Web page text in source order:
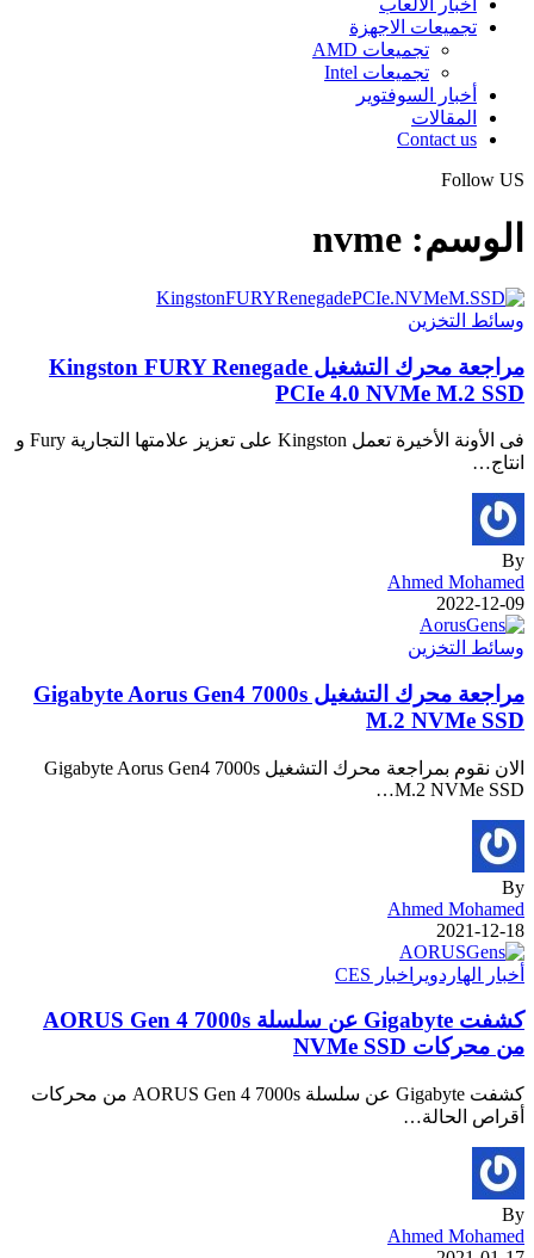
أخبار الألعاب
تجميعات الاجهزة
تجميعات AMD
تجميعات Intel
أخبار السوفتوير
المقالات
Contact us
Follow US
الوسم: nvme
وسائط التخزين
مراجعة محرك التشغيل Kingston FURY Renegade
PCIe 4.0 NVMe M.2 SSD
فى الأونة الأخيرة تعمل Kingston على تعزيز علامتها التجارية Fury و
انتاج…
By
Ahmed Mohamed
2022-12-09
وسائط التخزين
مراجعة محرك التشغيل Gigabyte Aorus Gen4 7000s
M.2 NVMe SSD
الان نقوم بمراجعة محرك التشغيل Gigabyte Aorus Gen4 7000s
M.2 NVMe SSD…
By
Ahmed Mohamed
2021-12-18
أخبار الهاردوير اخبار CES
كشفت Gigabyte عن سلسلة AORUS Gen 4 7000s
من محركات NVMe SSD
كشفت Gigabyte عن سلسلة AORUS Gen 4 7000s من محركات
أقراص الحالة…
By
Ahmed Mohamed